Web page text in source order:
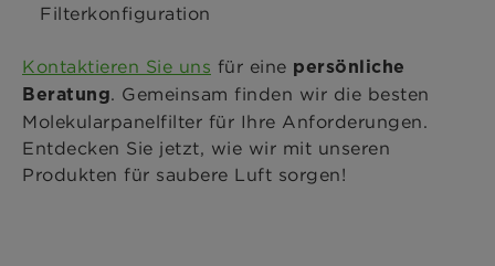
Filterkonfiguration
Kontaktieren Sie uns für eine persönliche
Beratung. Gemeinsam finden wir die besten
Molekularpanelfilter für Ihre Anforderungen.
Entdecken Sie jetzt, wie wir mit unseren
Produkten für saubere Luft sorgen!